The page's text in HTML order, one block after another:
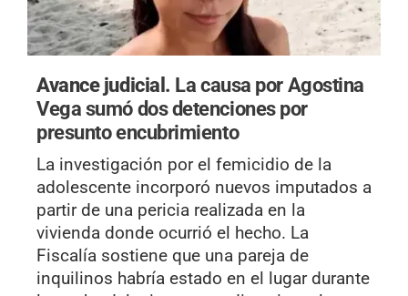
Avance judicial. La causa por Agostina
Vega sumó dos detenciones por
presunto encubrimiento
La investigación por el femicidio de la
adolescente incorporó nuevos imputados a
partir de una pericia realizada en la
vivienda donde ocurrió el hecho. La
Fiscalía sostiene que una pareja de
inquilinos habría estado en el lugar durante